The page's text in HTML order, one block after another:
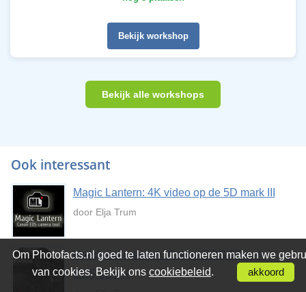
Bekijk workshop
Bekijk alle workshops
Ook interessant
Magic Lantern: 4K video op de 5D mark III
door Elja Trum
Hands-on preview: Canon EOS 5Ds en
EOS 5Ds R
Om Photofacts.nl goed te laten functioneren maken we
van cookies. Bekijk ons cookiebeleid. akkoord